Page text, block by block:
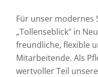
Für unser modernes
„Tollenseblick" in
freundliche, flexible
Mitarbeitende. Als
wertvoller Teil